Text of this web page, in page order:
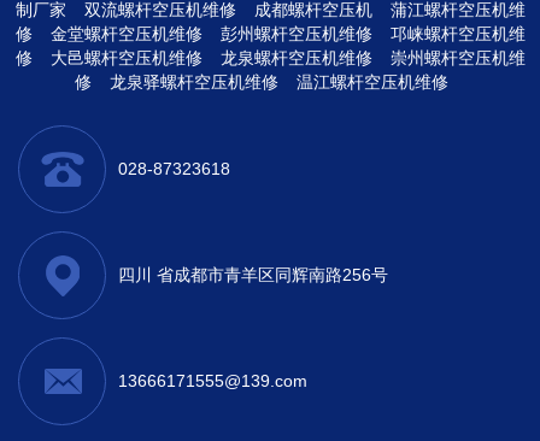
制厂家
双流螺杆空压机维修 成都螺杆空压机
蒲江螺杆空压机维
修
金堂螺杆空压机维修 彭州螺杆空压机维修
邛崃螺杆空压机维
修
大邑螺杆空压机维修 龙泉螺杆空压机维修
崇州螺杆空压机维
修
龙泉驿螺杆空压机维修 温江螺杆空压机维修
028-87323618
四川 省成都市青羊区同辉南路256号
13666171555@139.com